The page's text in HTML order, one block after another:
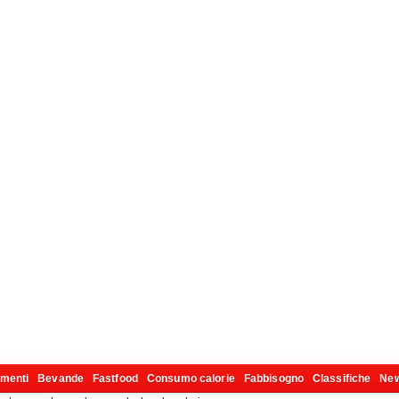
Bevande Fastfood Consumo calorie Fabbisogno Classifiche